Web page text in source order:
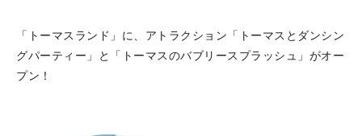
「トーマスランド」に、アトラクション「トーマスとダンシン
グパーティー」と「トーマスのバブリースプラッシュ」がオー
プン！